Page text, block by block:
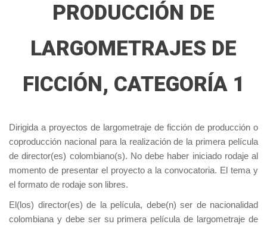
PRODUCCIÓN DE
LARGOMETRAJES DE
FICCIÓN, CATEGORÍA 1
Dirigida a proyectos de largometraje de ficción de producción o
coproducción nacional para la realización de la primera película
de director(es) colombiano(s). No debe haber iniciado rodaje al
momento de presentar el proyecto a la convocatoria. El tema y
el formato de rodaje son libres.
El(los) director(es) de la película, debe(n) ser de nacionalidad
colombiana y debe ser su primera película de largometraje de